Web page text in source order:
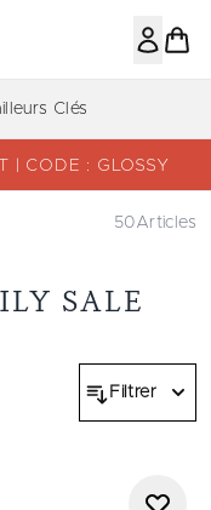
au contenu principal
Clés
| CODE : GLOSSY
50Articles
SALE
Filtrer